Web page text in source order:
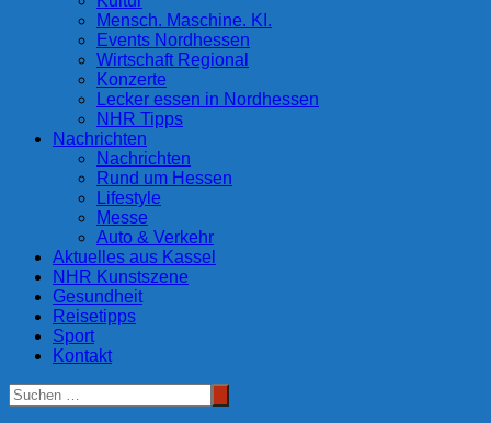
Mensch. Maschine. KI.
Events Nordhessen
Wirtschaft Regional
Konzerte
Lecker essen in Nordhessen
NHR Tipps
Nachrichten
Nachrichten
Rund um Hessen
Lifestyle
Messe
Auto & Verkehr
Aktuelles aus Kassel
NHR Kunstszene
Gesundheit
Reisetipps
Sport
Kontakt